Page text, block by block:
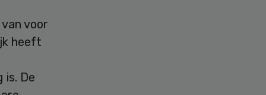
voor
heeft
is. De